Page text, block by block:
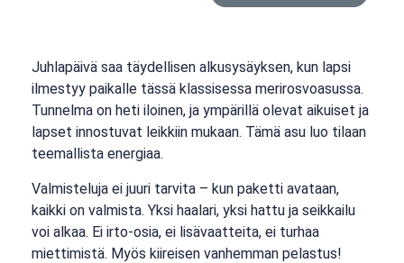
Juhlapäivä saa täydellisen alkusysäyksen, kun lapsi
ilmestyy paikalle tässä klassisessa merirosvoasussa.
Tunnelma on heti iloinen, ja ympärillä olevat aikuiset ja
lapset innostuvat leikkiin mukaan. Tämä asu luo tilaan
teemallista energiaa.
Valmisteluja ei juuri tarvita – kun paketti avataan,
kaikki on valmista. Yksi haalari, yksi hattu ja seikkailu
voi alkaa. Ei irto-osia, ei lisävaatteita, ei turhaa
miettimistä. Myös kiireisen vanhemman pelastus!